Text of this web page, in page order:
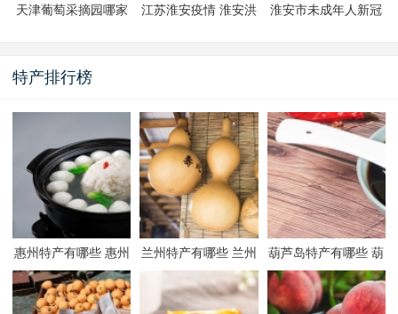
天津葡萄采摘园哪家
江苏淮安疫情 淮安洪
淮安市未成年人新冠
特产排行榜
惠州特产有哪些 惠州
有哪些特产
兰州特产有哪些 兰州
有哪些特产
葫芦岛特产有哪些 葫
芦岛有哪些特产